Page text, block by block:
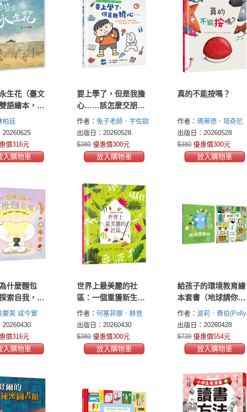
生花（臺文
語繪本，附
說故事音
柏廷
20260625
價316元
入購物車
要上學了，但是我擔
心……該怎麼交朋
友？老師很凶嗎？只
有我做不到？不想去
學校？（寫給即將上
小學與剛入學的孩
子‧人際關係‧分離
作者： 兔子老師．宇佐歐
(usao)
出版日：20260528
$380 優惠價300元
放入購物車
真的不能按嗎？
作者： 瑪蒂德．塔奇尼
(Matilde Tacchini )
出版日：20260528
$380 優惠價300元
放入購物車
什麼麵包
索自我，擁
親子共讀繪
慶昊 咸今實
20260430
價316元
入購物車
世界上最美麗的社
區：一個重獲新生的
故事（SDGs責任消費
與生產、永續城鄉）
作者： 何塞菲娜．赫普
(Josefina Hepp)瑪麗亞．
荷西．阿爾塞(María José
Arce)
出版日：20260430
$380 優惠價300元
放入購物車
給孩子的環境教育繪
本套書（地球請你幫
幫忙！＋呼叫！地球
需要你【小公民行動
版】．符合108課綱．
SDGs永續閱讀書單．
地球小公民必讀繪
作者： 波莉．費伯(Polly
Faber)菲利浦．邦廷
(Philip Bunting)
出版日：20260428
$739 優惠價554元
放入購物車